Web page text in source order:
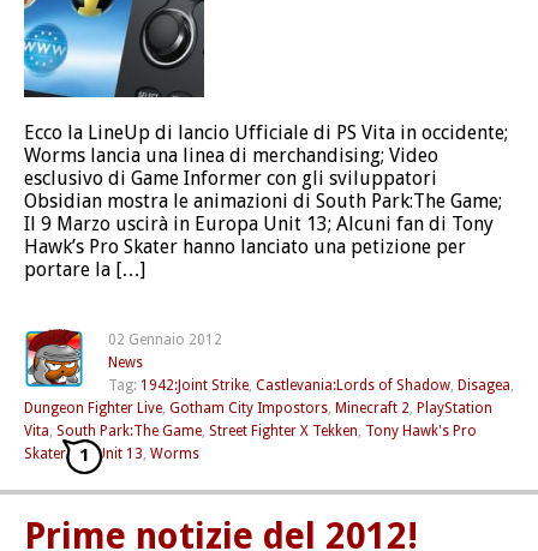
Ecco la LineUp di lancio Ufficiale di PS Vita in occidente;
Worms lancia una linea di merchandising; Video
esclusivo di Game Informer con gli sviluppatori
Obsidian mostra le animazioni di South Park:The Game;
Il 9 Marzo uscirà in Europa Unit 13; Alcuni fan di Tony
Hawk’s Pro Skater hanno lanciato una petizione per
portare la […]
02 Gennaio 2012
News
Tag: 1942:Joint Strike, Castlevania:Lords of Shadow, Disagea,
Dungeon Fighter Live, Gotham City Impostors, Minecraft 2, PlayStation
Vita, South Park:The Game, Street Fighter X Tekken, Tony Hawk's Pro
Skater HD Unit 13, Worms
1
Prime notizie del 2012!